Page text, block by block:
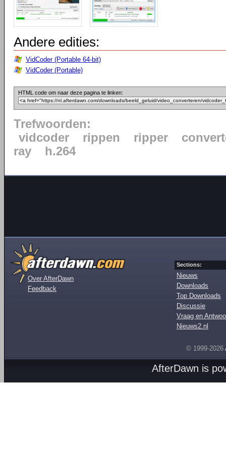
Andere edities:
VidCoder (Portable 64-bit)
VidCoder (Portable)
HTML code om naar deze pagina te linken:
Trefwoorden:
vidcoder
rippen ripper
ray
h.264
Over AfterDawn
Feedback
Sections:
Nieuws
Downloads
Top Downloads
Discussie
Vraag en
Nieuws2.nl
© 1999-2026
AfterDawn is